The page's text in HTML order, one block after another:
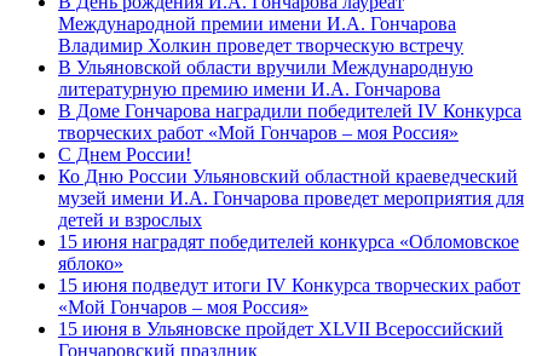
Международной премии имени И.А. Гончарова
Владимир Холкин проведет творческую встречу
В Ульяновской области вручили Международную
литературную премию имени И.А. Гончарова
В Доме Гончарова наградили победителей IV Конкурса
творческих работ «Мой Гончаров – моя Россия»
С Днем России!
Ко Дню России Ульяновский областной краеведческий
музей имени И.А. Гончарова проведет мероприятия для
детей и взрослых
15 июня наградят победителей конкурса «Обломовское
яблоко»
15 июня подведут итоги IV Конкурса творческих работ
«Мой Гончаров – моя Россия»
15 июня в Ульяновске пройдет XLVII Всероссийский
Гончаровский праздник